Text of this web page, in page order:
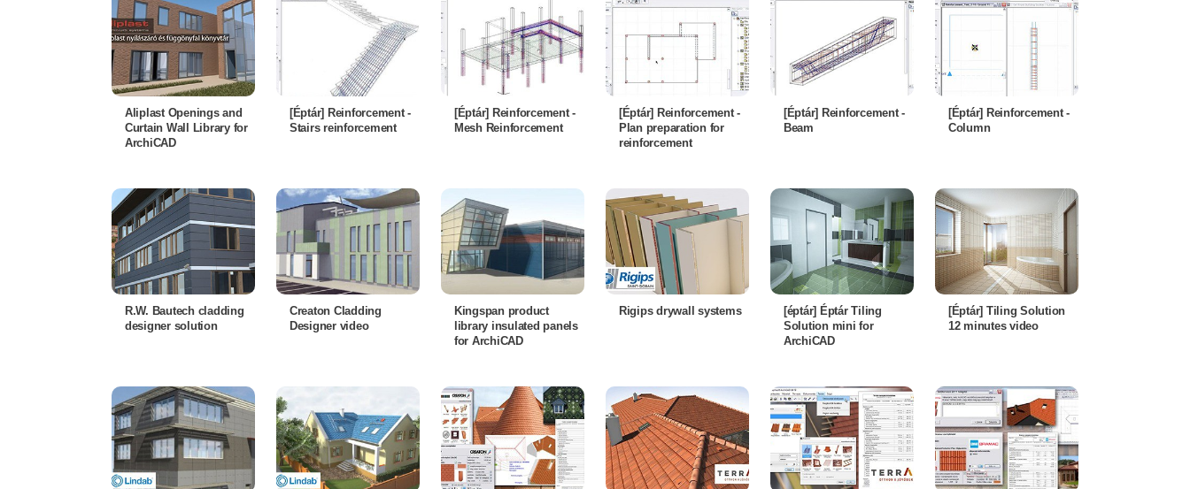
Aliplast Openings and
Curtain Wall Library for
ArchiCAD
[Éptár] Reinforcement -
Stairs reinforcement
[Éptár] Reinforcement -
Mesh Reinforcement
[Éptár] Reinforcement -
Plan preparation for
reinforcement
[Éptár] Reinforcement -
Beam
[Éptár] Reinforcement -
Column
R.W. Bautech cladding
designer solution
Creaton Cladding
Designer video
Kingspan product
library insulated panels
for ArchiCAD
Rigips drywall systems
[éptár] Éptár Tiling
Solution mini for
ArchiCAD
[Éptár] Tiling Solution
12 minutes video